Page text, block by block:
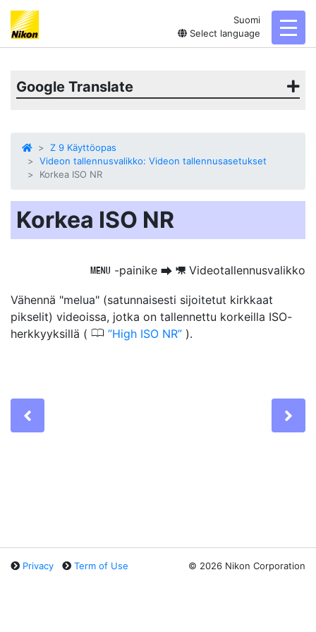
Suomi
Select language
Google Translate
Z 9 Käyttöopas
Videon tallennusvalikko: Videon tallennusasetukset
Korkea ISO NR
Korkea ISO NR
G -painike U 1 Videotallennusvalikko
Vähennä "melua" (satunnaisesti sijoitetut kirkkaat
pikselit) videoissa, jotka on tallennettu korkeilla ISO-
herkkyyksillä ( 0 High ISO NR ).
Privacy Term of Use © 2026 Nikon Corporation